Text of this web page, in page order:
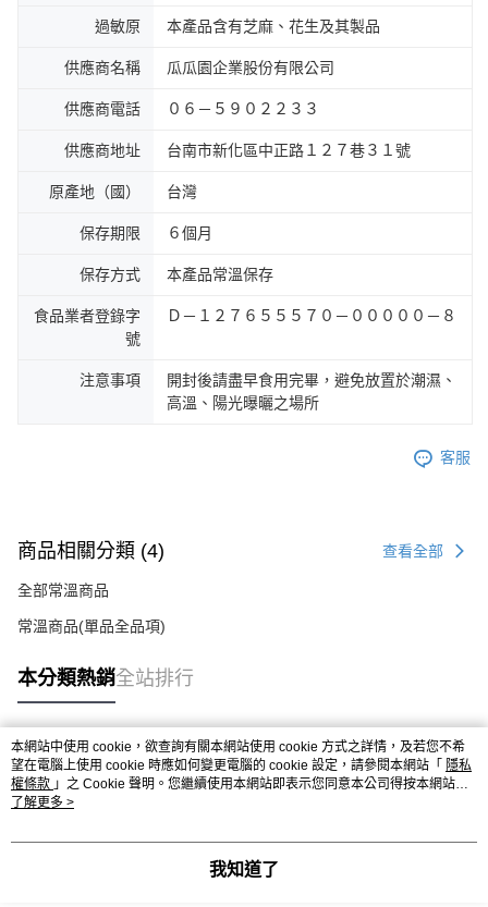
過敏原 本產品含有芝麻、花生及其製品
供應商名稱 瓜瓜園企業股份有限公司
供應商電話 ０６－５９０２２３３
供應商地址 台南市新化區中正路１２７巷３１號
原產地（國） 台灣
保存期限 ６個月
保存方式 本產品常溫保存
食品業者登錄字
號
Ｄ－１２７６５５５７０－０００００－８
注意事項
開封後請盡早食用完畢，避免放置於潮濕、
高溫、陽光曝曬之場所
客服
商品相關分類 (4) 查看全部
全部常溫商品
常溫商品(單品全品項)
本分類熱銷全站排行
熱門標籤
本網站中使用 cookie，欲查詢有關本網站使用 cookie 方式之詳情，及若您不希
望在電腦上使用 cookie 時應如何變更電腦的 cookie 設定，請參閱本網站「 隱私
權條款 」之 Cookie 聲明。您繼續使用本網站即表示您同意本公司得按本網站使
用條款之 Cookie 聲明使用 cookie。
了解更多 >
我知道了